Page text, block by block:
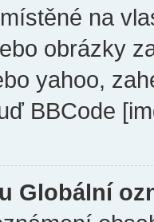
na
obrázky
yahoo,
BBCode
Globální